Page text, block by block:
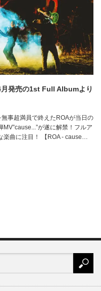
発売の1st Full Albumより
事超満員で終えたROAが当日の
が遂に解禁！フルア
楽曲に注目！ 【ROA - cause…